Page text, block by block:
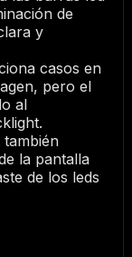
de
y
casos en
pero el
al
también
la pantalla
de los leds